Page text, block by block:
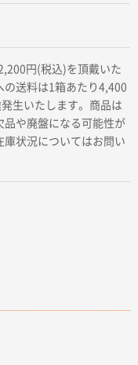
円(税込)を頂戴いた
の送料は1箱あたり4,400
生いたします。商品は
品や廃盤になる可能性が
庫状況についてはお問い